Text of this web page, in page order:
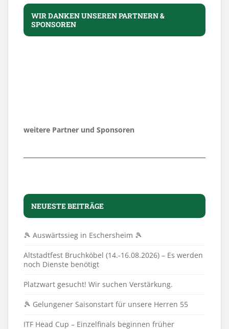
WIR DANKEN UNSEREN PARTNERN &
SPONSOREN
weitere Partner und Sponsoren
NEUESTE BEITRÄGE
🎾 Auswärtssieg in Eschersheim 🎾
Altstadtfest Bruchköbel (14.-16.08.2026) – Es werden
noch Dienste benötigt
Platzwart gesucht! Wir suchen Verstärkung.
🎾 Gelungener Saisonstart für unsere Herren 55
ITF Head Cup – Einzelfinals beginnen früher